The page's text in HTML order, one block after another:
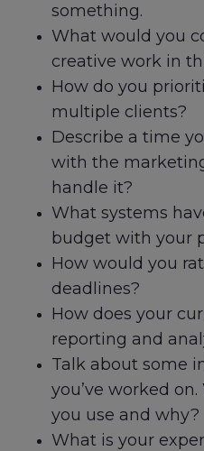
something.
What would you
creative work in
How do you
multiple clients?
Describe a time
with the
handle it?
What systems
budget with your
How would you
deadlines?
How does your
reporting and
Talk about some
you’ve worked
you use and why?
What is your